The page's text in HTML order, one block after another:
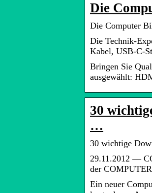
Die
Die Computer
Die Technik-
Kabel, USB-C-
Bringen Sie
ausgewählt:
30
…
30 wichtige
29.11.2012 —
der
Ein neuer